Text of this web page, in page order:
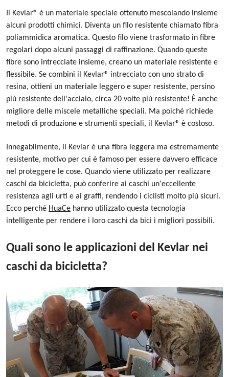
Il Kevlar® è un materiale speciale ottenuto mescolando insieme
alcuni prodotti chimici. Diventa un filo resistente chiamato fibra
poliammidica aromatica. Questo filo viene trasformato in fibre
regolari dopo alcuni passaggi di raffinazione. Quando queste
fibre sono intrecciate insieme, creano un materiale resistente e
flessibile. Se combini il Kevlar® intrecciato con uno strato di
resina, ottieni un materiale leggero e super resistente, persino
più resistente dell'acciaio, circa 20 volte più resistente! È anche
migliore delle miscele metalliche speciali. Ma poiché richiede
metodi di produzione e strumenti speciali, il Kevlar® è costoso.
Innegabilmente, il Kevlar è una fibra leggera ma estremamente
resistente, motivo per cui è famoso per essere davvero efficace
nel proteggere le cose. Quando viene utilizzato per realizzare
caschi da bicicletta, può conferire ai caschi un'eccellente
resistenza agli urti e ai graffi, rendendo i ciclisti molto più sicuri.
Ecco perché HuaCe hanno utilizzato questa tecnologia
intelligente per rendere i loro caschi da bici i migliori possibili.
Quali sono le applicazioni del Kevlar nei
caschi da bicicletta?